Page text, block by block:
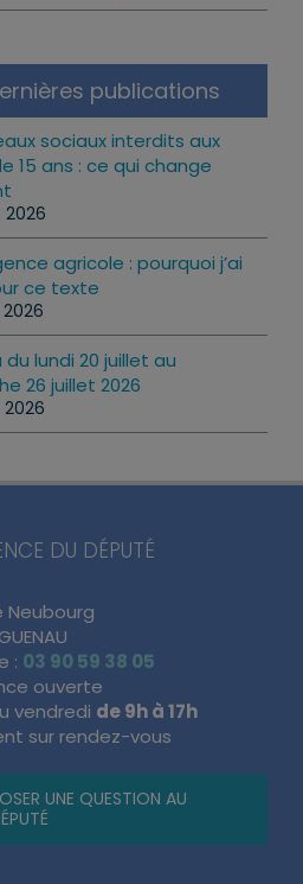
publications
sociaux interdits aux
15 ans : ce qui change
agricole : pourquoi j’ai
ce texte
lundi 20 juillet au
26 juillet 2026
DU DÉPUTÉ
Neubourg
: 03 90 59 38 05
ouverte
vendredi de 9h à 17h
sur rendez-vous
UNE QUESTION AU